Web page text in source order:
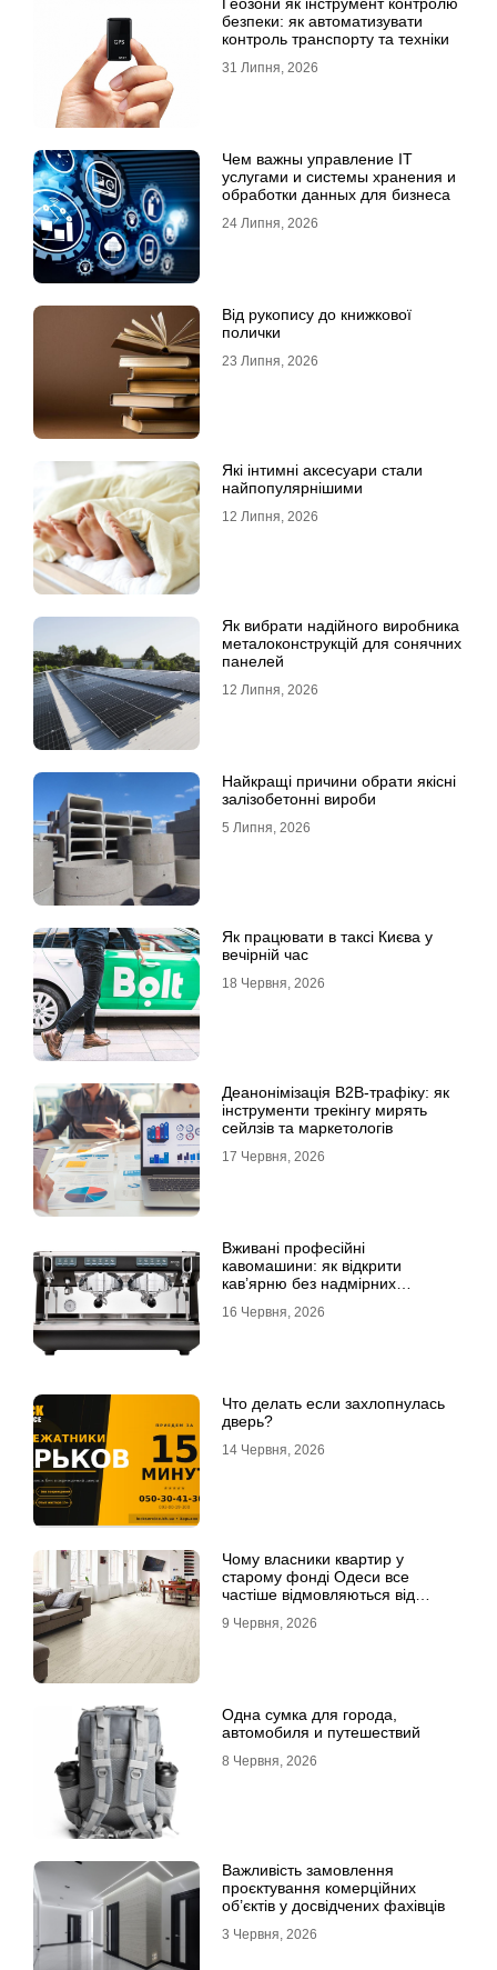
безпеки: як автоматизувати
контроль транспорту та техніки
31 Липня, 2026
Чем важны управление IT
услугами и системы хранения и
обработки данных для бизнеса
24 Липня, 2026
Від рукопису до книжкової
полички
23 Липня, 2026
Які інтимні аксесуари стали
найпопулярнішими
12 Липня, 2026
Як вибрати надійного виробника
металоконструкцій для сонячних
панелей
12 Липня, 2026
Найкращі причини обрати якісні
залізобетонні вироби
5 Липня, 2026
Як працювати в таксі Києва у
вечірній час
18 Червня, 2026
Деанонімізація B2B-трафіку: як
інструменти трекінгу мирять
сейлзів та маркетологів
17 Червня, 2026
Вживані професійні
кавомашини: як відкрити
кав’ярню без надмірних
16 Червня, 2026
Что делать если захлопнулась
дверь?
14 Червня, 2026
Чому власники квартир у
старому фонді Одеси все
частіше відмовляються від
9 Червня, 2026
Одна сумка для города,
автомобиля и путешествий
8 Червня, 2026
Важливість замовлення
проєктування комерційних
об’єктів у досвідчених фахівців
3 Червня, 2026